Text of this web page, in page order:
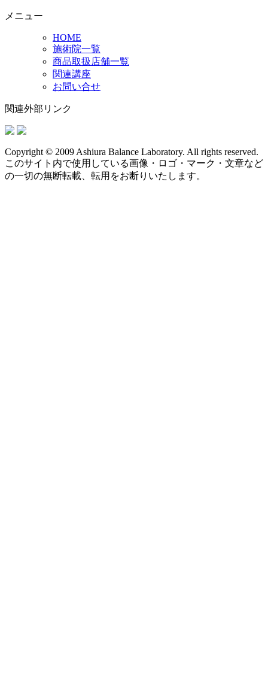
メニュー
HOME
施術院一覧
商品取扱店舗一覧
関連講座
お問い合せ
関連外部リンク
Copyright © 2009 Ashiura Balance Laboratory. All rights reserved.
このサイト内で使用している画像・ロゴ・マーク・文章など
の一切の無断転載、転用をお断りいたします。